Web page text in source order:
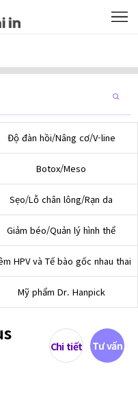
Độ đàn hồi/Nâng cơ/V-line
Botox/Meso
Sẹo/Lỗ chân lông/Rạn da
Giảm béo/Quản lý hình thể
HPV và Tế bào gốc nhau thai
Mỹ phẩm Dr. Hanpick
Chi tiết Tư vấn